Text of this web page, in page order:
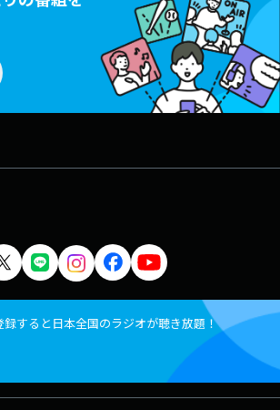
録すると日本全国のラジオが聴き放題！